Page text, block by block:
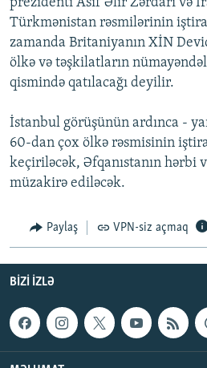
İNFOQRAFIKA
KARIKATURA
AZƏRBAYCAN ƏDƏBIYYATI KITABXANASI
İSLAM VƏ DEMOKRATIYA
İZ - MƏDƏNIYYƏT PROQRAMI
MISSIYAMIZ
PEŞƏ ETIKASI VƏ JURNALISTIKA
MATERIALLARIMIZDAN ISTIFADƏ
BIZIMLƏ ƏLAQƏ
XƏBƏR BÜLLETENLƏRIMIZ
BIZI IZLƏ
RFE/RL-in bütün saytları
Türkmənistan rəsmilərinin
zamanda Britaniyanın XİN
ölkə və təşkilatların
qismində qatılacağı deyilir.
İstanbul görüşünün ardınca -
60-dan çox ölkə rəsmisinin
keçiriləcək, Əfqanıstanın hərbi
müzakirə ediləcək.
Paylaş VPN-siz açmaq
BIZI IZLƏ